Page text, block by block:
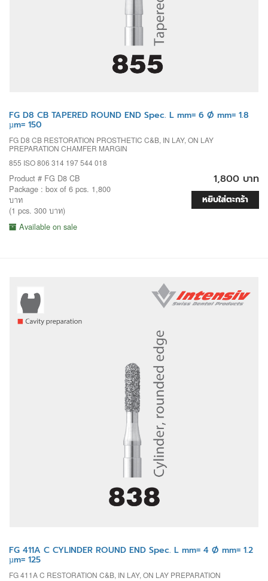
FG D8 CB TAPERED ROUND END Spec. L mm= 6 Ø mm= 1.8
µm= 150
FG D8 CB RESTORATION PROSTHETIC C&B, IN LAY, ON LAY
PREPARATION CHAMFER MARGIN
855 ISO 806 314 197 544 018
Product # FG D8 CB
Package : box of 6 pcs. 1,800
บาท
(1 pcs. 300 บาท)
Available on sale
1,800 บาท
หยิบใส่ตะกร้า
FG 411A C CYLINDER ROUND END Spec. L mm= 4 Ø mm= 1.2
µm= 125
FG 411A C RESTORATION C&B, IN LAY, ON LAY PREPARATION